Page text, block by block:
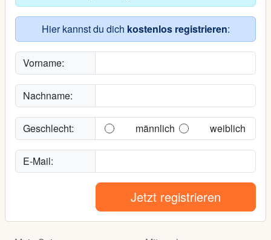
Hier kannst du dich kostenlos registrieren:
Vorname:
Nachname:
Geschlecht: männlich weiblich
E-Mail:
Jetzt registrieren